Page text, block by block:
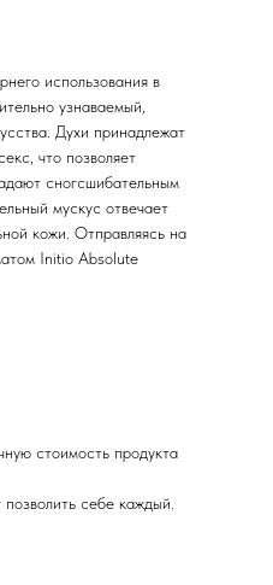
использования в
узнаваемый,
Духи принадлежат
что позволяет
сногсшибательным
мускус отвечает
кожи. Отправляясь на
Initio Absolute
стоимость продукта
себе каждый.